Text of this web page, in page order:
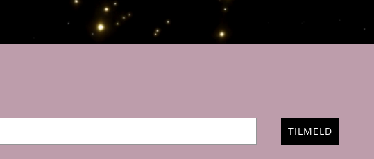
TILMELD